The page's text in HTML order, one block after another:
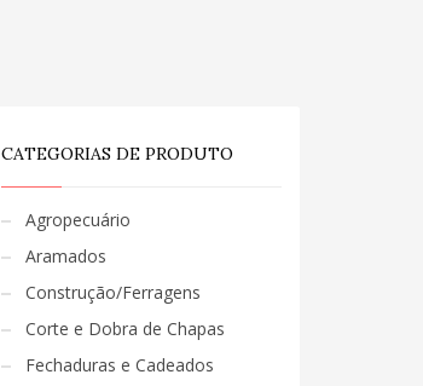
CATEGORIAS DE PRODUTO
Agropecuário
Aramados
Construção/Ferragens
Corte e Dobra de Chapas
Fechaduras e Cadeados